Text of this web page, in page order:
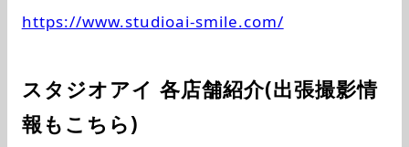
https://www.studioai-smile.com/
スタジオアイ 各店舗紹介(出張撮影情
報もこちら)